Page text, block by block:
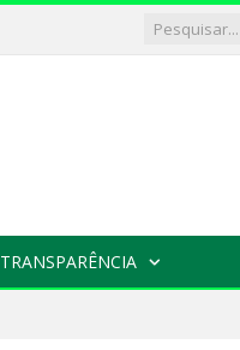
TRANSPARÊNCIA